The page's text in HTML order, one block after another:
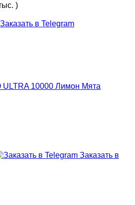
)
Заказать в Telegram
Заказать в